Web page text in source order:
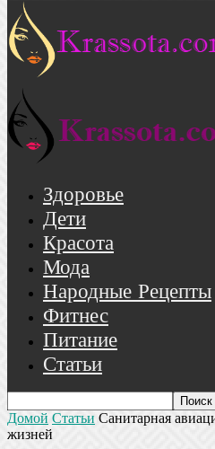
Здоровье
Дети
Красота
Мода
Народные Рецепты
Фитнес
Питание
Статьи
Домой Статьи Санитарная
жизней